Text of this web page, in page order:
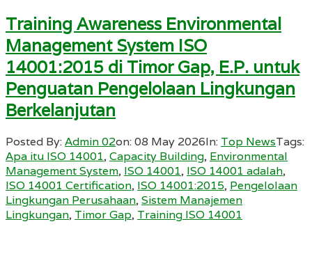
Training Awareness Environmental
Management System ISO
14001:2015 di Timor Gap, E.P. untuk
Penguatan Pengelolaan Lingkungan
Berkelanjutan
Posted By:Admin 02on:08 May 2026In: Top NewsTags:
Apa itu ISO 14001,Capacity Building, Environmental
Management System, ISO 14001, ISO 14001 adalah,
ISO 14001 Certification, ISO 14001:2015, Pengelolaan
Lingkungan Perusahaan,Sistem Manajemen
Lingkungan, Timor Gap, Training ISO 14001